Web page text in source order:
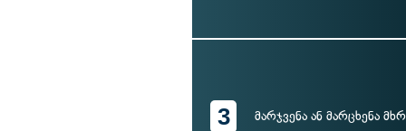
3 მარჯვენა ან მარცხენა